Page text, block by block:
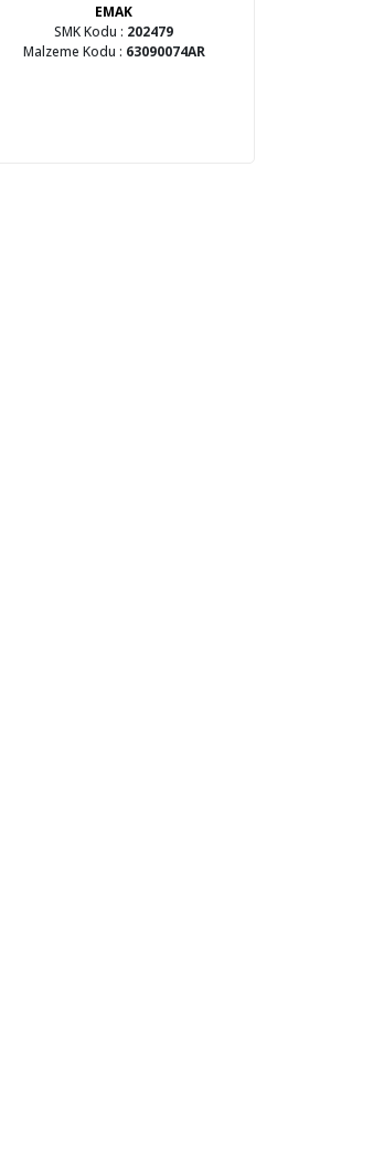
EMAK
SMK Kodu : 202479
Malzeme Kodu : 63090074AR